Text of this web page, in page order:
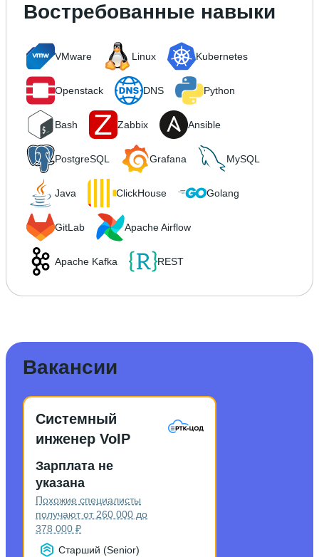
Востребованные навыки
VMware Linux Kubernetes
Openstack DNS Python
Bash Zabbix Ansible
PostgreSQL Grafana MySQL
Java ClickHouse Golang
GitLab Apache Airflow
Apache Kafka REST
Вакансии
Системный
инженер VoIP
Зарплата не
указана
Похожие специалисты
получают от 260 000 до
378 000 ₽
Старший (Senior)